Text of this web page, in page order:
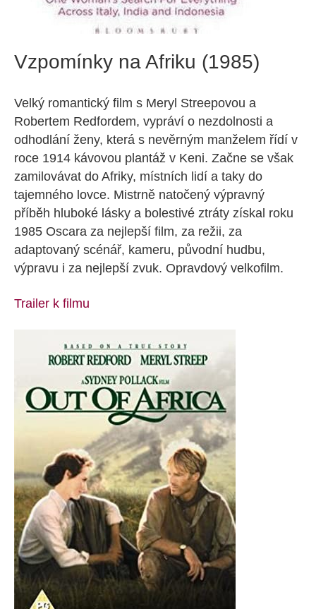
Vzpomínky na Afriku (1985)
Velký romantický film s Meryl Streepovou a
Robertem Redfordem, vypráví o nezdolnosti a
odhodlání ženy, která s nevěrným manželem řídí v
roce 1914 kávovou plantáž v Keni. Začne se však
zamilovávat do Afriky, místních lidí a taky do
tajemného lovce. Mistrně natočený výpravný
příběh hluboké lásky a bolestivé ztráty získal roku
1985 Oscara za nejlepší film, za režii, za
adaptovaný scénář, kameru, původní hudbu,
výpravu i za nejlepší zvuk. Opravdový velkofilm.
Trailer k filmu